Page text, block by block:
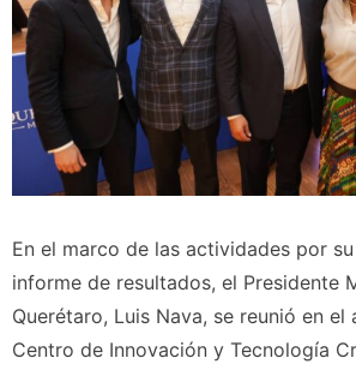
En el marco de las actividades por
informe de resultados, el Presidente
Querétaro, Luis Nava, se reunió en el
Centro de Innovación y Tecnología